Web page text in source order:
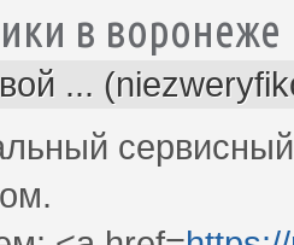
в воронеже
...